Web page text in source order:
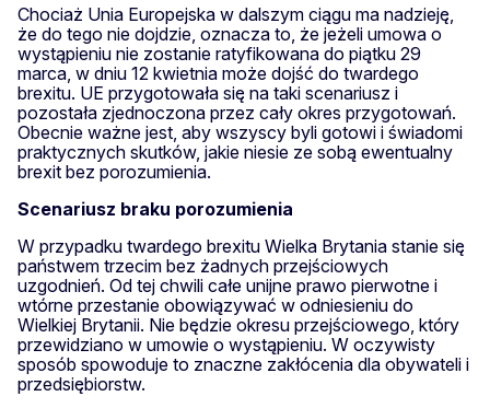
Chociaż Unia Europejska w dalszym ciągu ma nadzieję,
że do tego nie dojdzie, oznacza to, że jeżeli umowa o
wystąpieniu nie zostanie ratyfikowana do piątku 29
marca, w dniu 12 kwietnia może dojść do twardego
brexitu. UE przygotowała się na taki scenariusz i
pozostała zjednoczona przez cały okres przygotowań.
Obecnie ważne jest, aby wszyscy byli gotowi i świadomi
praktycznych skutków, jakie niesie ze sobą ewentualny
brexit bez porozumienia.
Scenariusz braku porozumienia
W przypadku twardego brexitu Wielka Brytania stanie się
państwem trzecim bez żadnych przejściowych
uzgodnień. Od tej chwili całe unijne prawo pierwotne i
wtórne przestanie obowiązywać w odniesieniu do
Wielkiej Brytanii. Nie będzie okresu przejściowego, który
przewidziano w umowie o wystąpieniu. W oczywisty
sposób spowoduje to znaczne zakłócenia dla obywateli i
przedsiębiorstw.